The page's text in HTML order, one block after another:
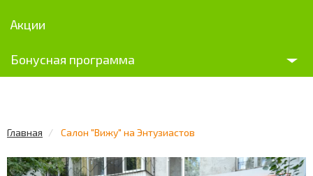
Акции
Бонусная программа
Главная Салон "Вижу" на Энтузиастов